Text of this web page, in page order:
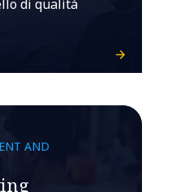
di qualità
AND